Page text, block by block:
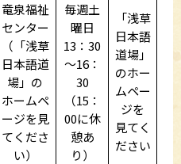
竜泉福祉
センター
（「浅草
日本語道
場」の
ホームペ
ージを見
てくださ
い）
毎週土
曜日
13：30
～16：
30
（15：
00に休
憩あ
り）
「浅草
日本語
道場」
のホー
ムペー
ジを
見てく
ださい